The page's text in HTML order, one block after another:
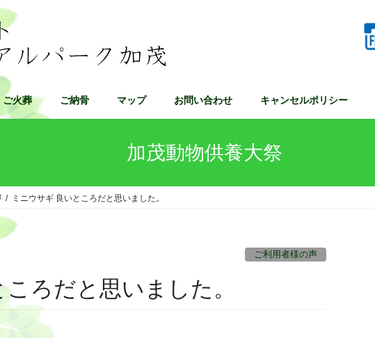
ご火葬 ご納骨 マップ お問い合わせ キャンセルポリシー
加茂動物供養大祭
ミニウサギ 良いところだと思いました。
ご利用者様の声
ろだと思いました。